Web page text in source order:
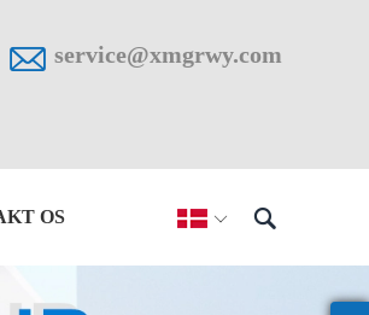
 service@xmgrwy.com
 
OS